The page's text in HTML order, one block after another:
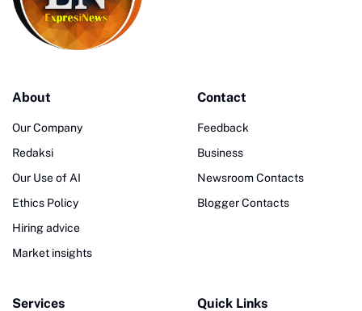
About
Our Company
Redaksi
Our Use of AI
Ethics Policy
Hiring advice
Market insights
Contact
Feedback
Business
Newsroom Contacts
Blogger Contacts
Services Quick Links